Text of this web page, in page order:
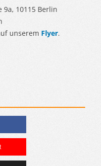
10115 Berlin
unserem Flyer.